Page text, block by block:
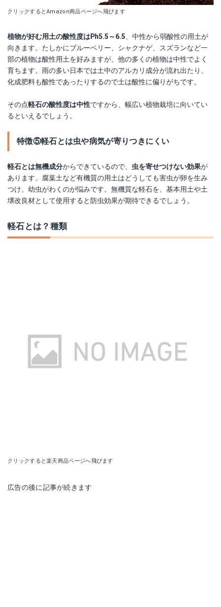
クリックするとAmazon商品ページへ飛びます
植物が好む用土の酸性度はPh5.5～6.5 、中性から弱酸性の用土が
向きます。たしかにブルーベリー、シャクナゲ、スズランなど一
部の植物は酸性用土を好みますが、他の多くの植物は中性でよく
育ちます。雨の多い日本では土中のアルカリ成分が流れ出たり、
化成肥料も酸性であったりするので土は酸性に偏りがちです。
その点軽石の酸性度は中性ですから、幅広い植物栽培に向いてい
るといえるでしょう。
特徴⑤軽石とは虫や病気が寄りつきにくい
軽石とは無機成分からできているので、 虫を寄せつけない効果が
あります。腐葉土など有機質の用土はどうしても害虫が卵を生み
つけ、幼虫がわくのが悩みです。無機質な軽石を、基本用土や土
壌改良材として使用すると防虫効果が期待できるでしょう。
軽石とは？種類
クリックすると楽天商品ページへ飛びます
広告の後に記事が続きます